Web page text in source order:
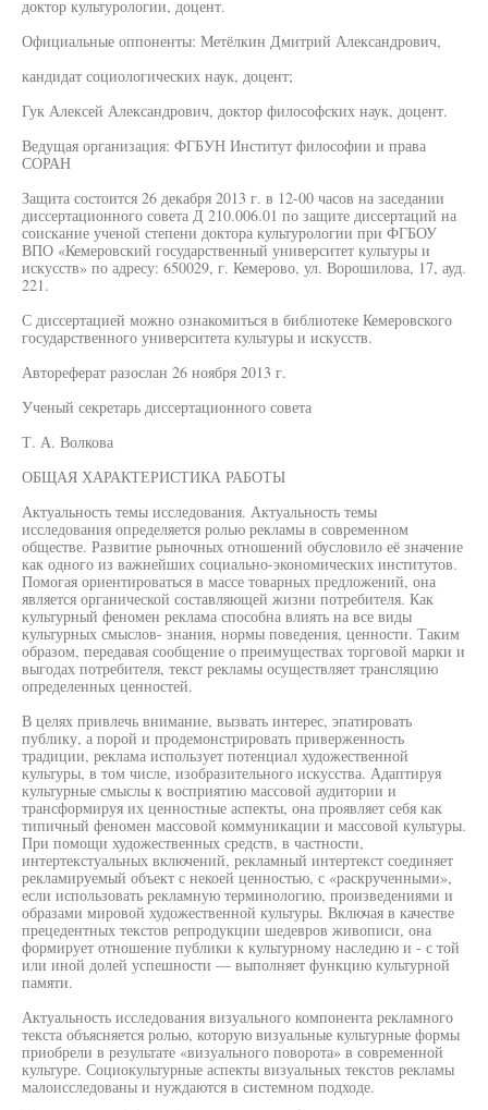
доктор культурологии, доцент.
Официальные оппоненты: Метёлкин Дмитрий Александрович,
кандидат социологических наук, доцент;
Гук Алексей Александрович, доктор философских наук, доцент.
Ведущая организация: ФГБУН Институт философии и права
СОРАН
Защита состоится 26 декабря 2013 г. в 12-00 часов на заседании
диссертационного совета Д 210.006.01 по защите диссертаций на
соискание ученой степени доктора культурологии при ФГБОУ
ВПО «Кемеровский государственный университет культуры и
искусств» по адресу: 650029, г. Кемерово, ул. Ворошилова, 17, ауд.
221.
С диссертацией можно ознакомиться в библиотеке Кемеровского
государственного университета культуры и искусств.
Автореферат разослан 26 ноября 2013 г.
Ученый секретарь диссертационного совета
Т. А. Волкова
ОБЩАЯ ХАРАКТЕРИСТИКА РАБОТЫ
Актуальность темы исследования. Актуальность темы
исследования определяется ролью рекламы в современном
обществе. Развитие рыночных отношений обусловило её значение
как одного из важнейших социально-экономических институтов.
Помогая ориентироваться в массе товарных предложений, она
является органической составляющей жизни потребителя. Как
культурный феномен реклама способна влиять на все виды
культурных смыслов- знания, нормы поведения, ценности. Таким
образом, передавая сообщение о преимуществах торговой марки и
выгодах потребителя, текст рекламы осуществляет трансляцию
определенных ценностей.
В целях привлечь внимание, вызвать интерес, эпатировать
публику, а порой и продемонстрировать приверженность
традиции, реклама использует потенциал художественной
культуры, в том числе, изобразительного искусства. Адаптируя
культурные смыслы к восприятию массовой аудитории и
трансформируя их ценностные аспекты, она проявляет себя как
типичный феномен массовой коммуникации и массовой культуры.
При помощи художественных средств, в частности,
интертекстуальных включений, рекламный интертекст соединяет
рекламируемый объект с некоей ценностью, с «раскрученными»,
если использовать рекламную терминологию, произведениями и
образами мировой художественной культуры. Включая в качестве
прецедентных текстов репродукции шедевров живописи, она
формирует отношение публики к культурному наследию и - с той
или иной долей успешности — выполняет функцию культурной
памяти.
Актуальность исследования визуального компонента рекламного
текста объясняется ролью, которую визуальные культурные формы
приобрели в результате «визуального поворота» в современной
культуре. Социокультурные аспекты визуальных текстов рекламы
малоисследованы и нуждаются в системном подходе.